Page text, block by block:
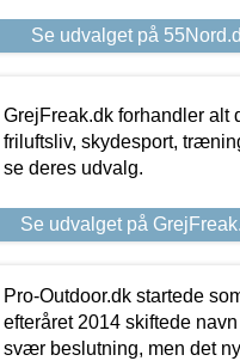
Se udvalget på
GrejFreak.dk forhandler alt
friluftsliv, skydesport,
se deres udvalg.
Se udvalget på
Pro-Outdoor.dk startede
efteråret 2014 skiftede
svær beslutning, men det